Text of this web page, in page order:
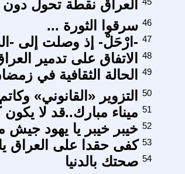
العراق نقطة تحول دون
سرقوا الثورة ... 46
-ارْحَلْ- إذ وصلت إلى - 47
الاتفاق على تدمير
48
الحالة الثقافية في 49
التزوير «القانوني»
50
ميناء مبارك..قد لا يكون 51
خيبر خيبر يا يهود 52
كفى حقدا على العراق 53
صحتك بالدنيا 54